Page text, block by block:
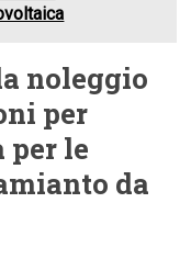
noleggio
per
per le
da